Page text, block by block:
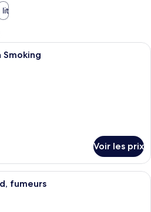
lit
Une chambre d’hôtel avec deux
Smoking
Voir les prix
Bureau, fer et planche à repasser,
fumeurs